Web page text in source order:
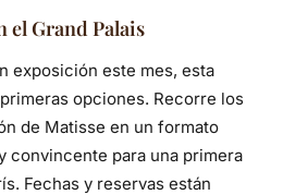
el Grand Palais
exposición este mes, esta
opciones. Recorre los
de Matisse en un formato
convincente para una primera
Fechas y reservas están